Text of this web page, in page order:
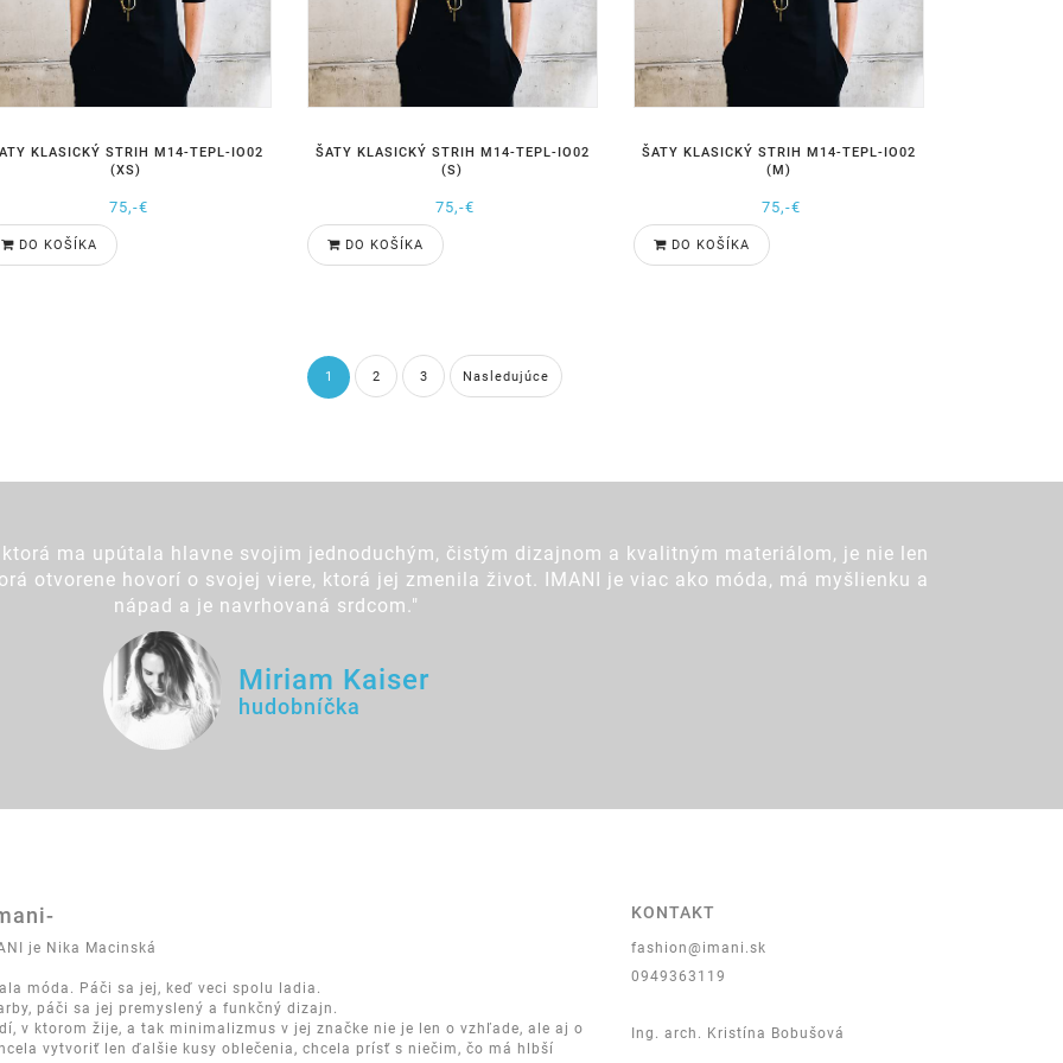
KLASICKÝ STRIH M14-TEPL-IO02
(XS)
75,-€
DO KOŠÍKA
ŠATY KLASICKÝ STRIH M14-TEPL-IO02
(S)
75,-€
DO KOŠÍKA
ŠATY KLASICKÝ STRIH M14-TEPL-IO02
(M)
75,-€
DO KOŠÍKA
1 2 3 Nasledujúce
ma upútala hlavne svojim jednoduchým, čistým dizajnom a kvalitným materiálom, je nie len
otvorene hovorí o svojej viere, ktorá jej zmenila život. IMANI je viac ako móda, má myšlienku a
nápad a je navrhovaná srdcom."
Miriam Kaiser
hudobníčka
je Nika Macinská
móda. Páči sa jej, keď veci spolu ladia.
páči sa jej premyslený a funkčný dizajn.
v ktorom žije, a tak minimalizmus v jej značke nie je len o vzhľade, ale aj o
vytvoriť len ďalšie kusy oblečenia, chcela prísť s niečim, čo má hlbší
KONTAKT
fashion@imani.sk
0949363119
Ing. arch. Kristína Bobušová